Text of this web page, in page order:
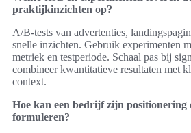
praktijkinzichten op?
A/B-tests van advertenties,
snelle inzichten. Gebruik experimenten
metriek en testperiode. Schaal pas bij
combineer kwantitatieve resultaten met
context.
Hoe kan een bedrijf zijn positionering
formuleren?